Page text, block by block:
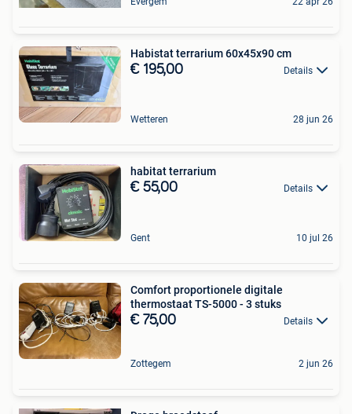
Habistat terrarium 60x45x90 cm
€ 195,00 Details
Wetteren 28 jun 26
habitat terrarium
€ 55,00 Details
Gent 10 jul 26
Comfort proportionele digitale
thermostaat TS-5000 - 3 stuks
€ 75,00 Details
Zottegem 2 jun 26